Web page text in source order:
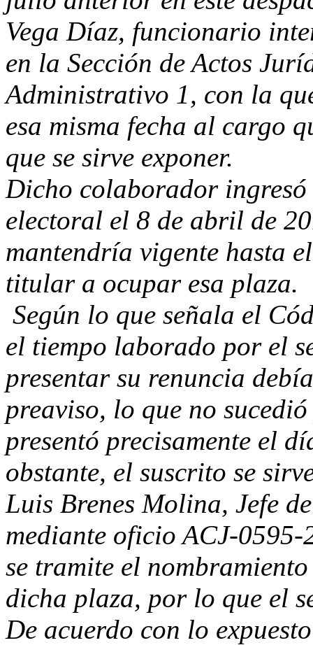
Vega Díaz, funcionario
en la Sección de Actos
Administrativo 1, con la
esa misma fecha al cargo
que se sirve exponer.
Dicho colaborador
electoral el 8 de abril de
mantendría vigente hasta
titular a ocupar esa plaza.
Según lo que señala el
el tiempo laborado por el
presentar su renuncia
preaviso, lo que no
presentó precisamente el
obstante, el suscrito se
Luis Brenes Molina, Jefe
mediante oficio ACJ-
se tramite el
dicha plaza, por lo que el
De acuerdo con lo